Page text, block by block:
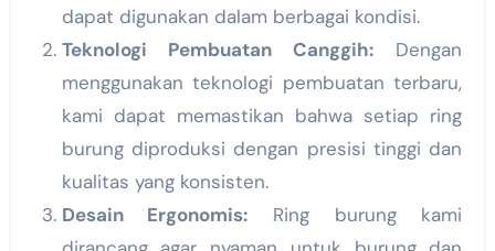
dapat digunakan dalam berbagai kondisi.
Teknologi Pembuatan Canggih: Dengan
menggunakan teknologi pembuatan terbaru,
kami dapat memastikan bahwa setiap ring
burung diproduksi dengan presisi tinggi dan
kualitas yang konsisten.
Desain Ergonomis: Ring burung kami